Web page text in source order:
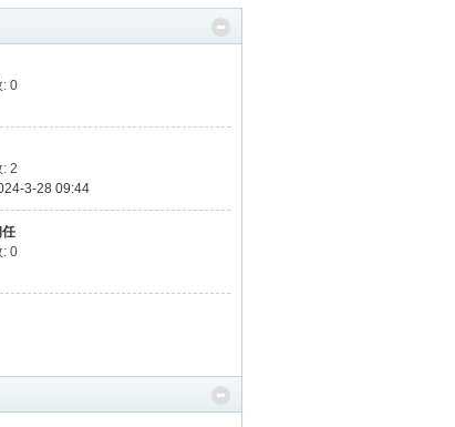
: 0
: 2
3-28 09:44
任
: 0